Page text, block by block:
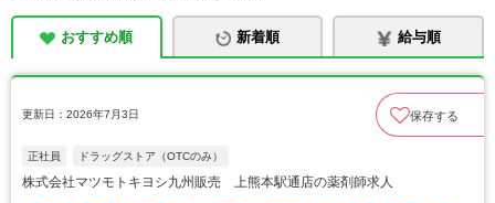
おすすめ順 新着順 給与順
更新日：2026年7月3日 保存する
正社員 ドラッグストア（OTCのみ）
株式会社マツモトキヨシ九州販売 上熊本駅通店の薬剤師求人